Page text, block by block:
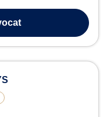
Elle participe par